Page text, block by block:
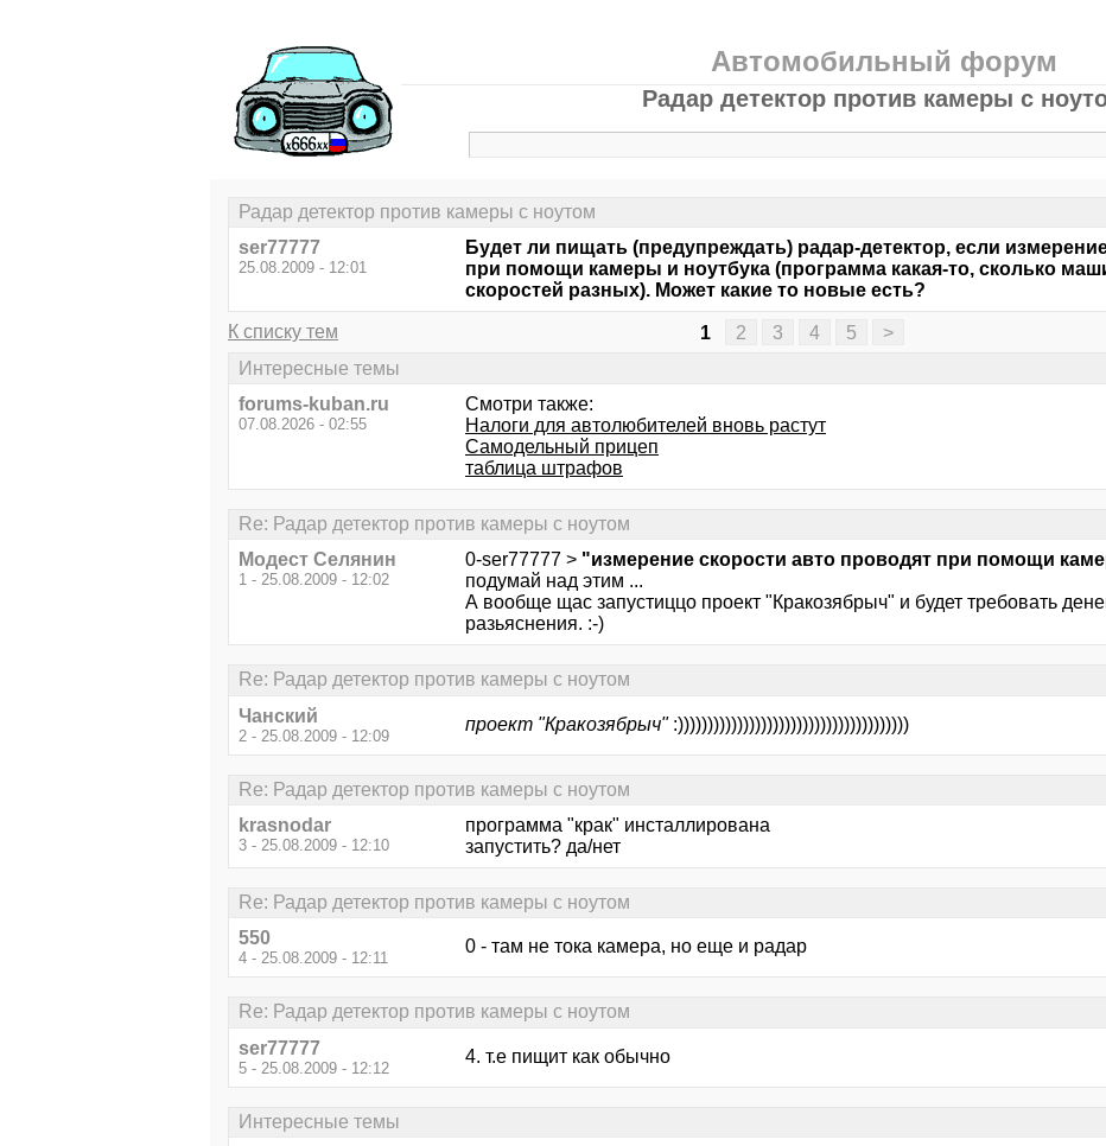
Автомобильный форум
Радар детектор против камеры с
Радар детектор против камеры с ноутом
ser77777
25.08.2009 - 12:01
Будет ли пищать (предупреждать) радар-детектор, если
при помощи камеры и ноутбука (программа какая-то, сколько
скоростей разных). Может какие то новые есть?
К списку тем 1 2 3 4 5 >
Интересные темы
forums-kuban.ru
07.08.2026 - 02:55
Смотри также:
Налоги для автолюбителей вновь растут
Самодельный прицеп
таблица штрафов
Re: Радар детектор против камеры с ноутом
Модест Селянин
1 - 25.08.2009 - 12:02
0-ser77777 > "измерение скорости авто проводят при помощи
подумай над этим ...
А вообще щас запустиццо проект "Кракозябрыч" и будет требовать
разьяснения. :-)
Re: Радар детектор против камеры с ноутом
Чанский
2 - 25.08.2009 - 12:09
проект "Кракозябрыч":)))))))))))))))))))))))))))))))))))))))
Re: Радар детектор против камеры с ноутом
krasnodar
3 - 25.08.2009 - 12:10
программа "крак" инсталлирована
запустить? да/нет
Re: Радар детектор против камеры с ноутом
550
4 - 25.08.2009 - 12:11
0 - там не тока камера, но еще и радар
Re: Радар детектор против камеры с ноутом
ser77777
5 - 25.08.2009 - 12:12
4. т.е пищит как обычно
Интересные темы